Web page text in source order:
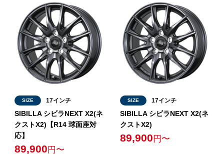
SIZE 17インチ
SIBILLA シビラNEXT X2(ネ
クストX2)【R14 球面座対
応】
89,900 円〜
SIZE 17インチ
SIBILLA シビラNEXT X2(ネ
クストX2)
89,900 円〜